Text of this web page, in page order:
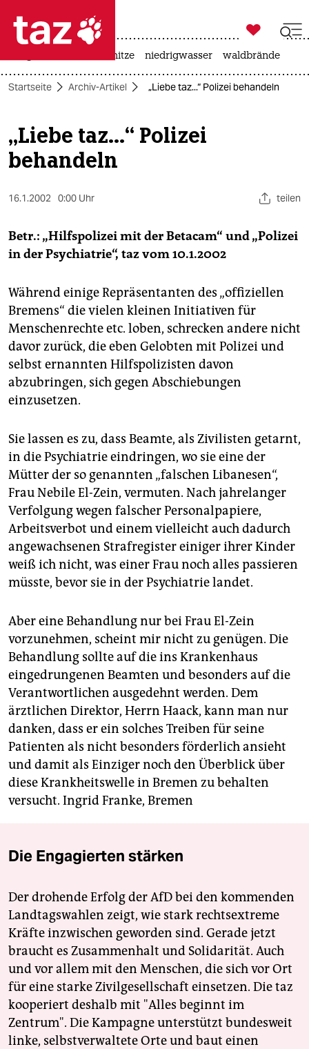
 taz zahl ich
taz zahl ich
themen
politik
kultur
berlin
nord
wahrheit
verlag
verlag
veranstaltungen
shop
fragen & hilfe
unterstützen
abo
epaper login

taz zahl ich
hitze niedrigwasser waldbrände
Startseite Archiv-Artikel „Liebe taz...“ Polizei behandeln
„Liebe taz...“ Polizei
behandeln
16.1.2002 0:00 Uhr teilen
Betr.: „Hilfspolizei mit der Betacam“ und „Polizei
in der Psychiatrie“, taz vom 10.1.2002
Während einige Repräsentanten des „offiziellen
Bremens“ die vielen kleinen Initiativen für
Menschenrechte etc. loben, schrecken andere nicht
davor zurück, die eben Gelobten mit Polizei und
selbst ernannten Hilfspolizisten davon
abzubringen, sich gegen Abschiebungen
einzusetzen.
Sie lassen es zu, dass Beamte, als Zivilisten getarnt,
in die Psychiatrie eindringen, wo sie eine der
Mütter der so genannten „falschen Libanesen“,
Frau Nebile El-Zein, vermuten. Nach jahrelanger
Verfolgung wegen falscher Personalpapiere,
Arbeitsverbot und einem vielleicht auch dadurch
angewachsenen Strafregister einiger ihrer Kinder
weiß ich nicht, was einer Frau noch alles passieren
müsste, bevor sie in der Psychiatrie landet.
Aber eine Behandlung nur bei Frau El-Zein
vorzunehmen, scheint mir nicht zu genügen. Die
Behandlung sollte auf die ins Krankenhaus
eingedrungenen Beamten und besonders auf die
Verantwortlichen ausgedehnt werden. Dem
ärztlichen Direktor, Herrn Haack, kann man nur
danken, dass er ein solches Treiben für seine
Patienten als nicht besonders förderlich ansieht
und damit als Einziger noch den Überblick über
diese Krankheitswelle in Bremen zu behalten
versucht. Ingrid Franke, Bremen
Die Engagierten stärken
Der drohende Erfolg der AfD bei den kommenden
Landtagswahlen zeigt, wie stark rechtsextreme
Kräfte inzwischen geworden sind. Gerade jetzt
braucht es Zusammenhalt und Solidarität. Auch
und vor allem mit den Menschen, die sich vor Ort
für eine starke Zivilgesellschaft einsetzen. Die taz
kooperiert deshalb mit "Alles beginnt im
Zentrum". Die Kampagne unterstützt bundesweit
linke, selbstverwaltete Orte und baut einen